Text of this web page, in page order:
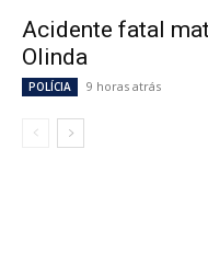
Acidente fatal
Olinda
POLÍCIA 9 horas atrás